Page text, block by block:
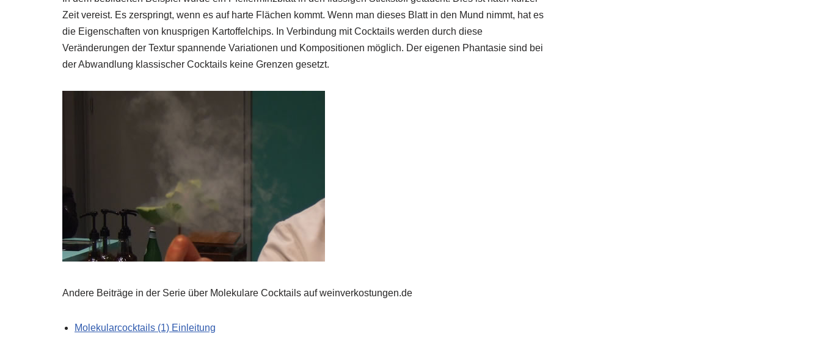
Zeit vereist. Es zerspringt, wenn es auf harte Flächen kommt. Wenn man dieses Blatt in den Mund nimmt, hat es
die Eigenschaften von knusprigen Kartoffelchips. In Verbindung mit Cocktails werden durch diese
Veränderungen der Textur spannende Variationen und Kompositionen möglich. Der eigenen Phantasie sind bei
der Abwandlung klassischer Cocktails keine Grenzen gesetzt.
Andere Beiträge in der Serie über Molekulare Cocktails auf weinverkostungen.de
Molekularcocktails (1) Einleitung